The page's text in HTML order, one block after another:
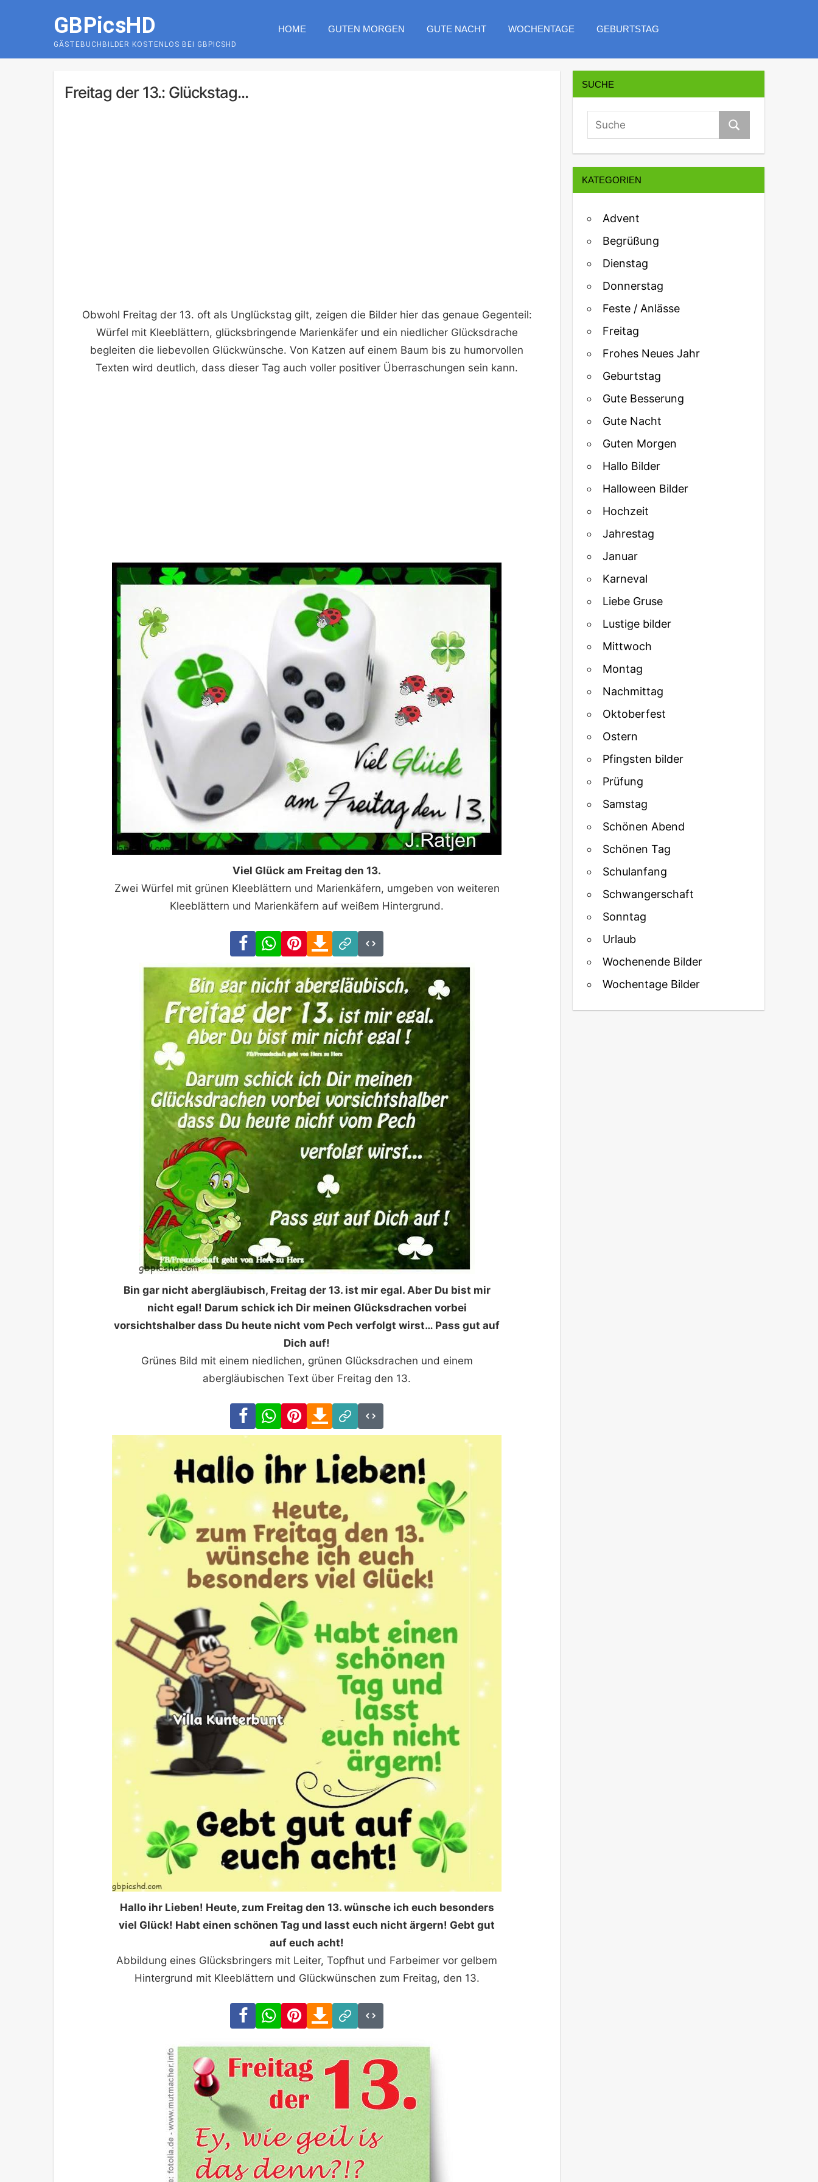
GBPicsHD
GÄSTEBUCHBILDER KOSTENLOS BEI GBPICSHD
HOME GUTEN MORGEN GUTE NACHT WOCHENTAGE GEBURTSTAG
Freitag der 13.: Glückstag...
Obwohl Freitag der 13. oft als Unglückstag gilt, zeigen die Bilder hier das genaue Gegenteil:
Würfel mit Kleeblättern, glücksbringende Marienkäfer und ein niedlicher Glücksdrache
begleiten die liebevollen Glückwünsche. Von Katzen auf einem Baum bis zu humorvollen
Texten wird deutlich, dass dieser Tag auch voller positiver Überraschungen sein kann.
Viel Glück am Freitag den 13.
Zwei Würfel mit grünen Kleeblättern und Marienkäfern, umgeben von weiteren
Kleeblättern und Marienkäfern auf weißem Hintergrund.
FacebookWhatsAppPinterestDownload
Link
Bin gar nicht abergläubisch, Freitag der 13. ist mir egal. Aber Du bist mir
nicht egal! Darum schick ich Dir meinen Glücksdrachen vorbei
vorsichtshalber dass Du heute nicht vom Pech verfolgt wirst… Pass gut auf
Dich auf!
Grünes Bild mit einem niedlichen, grünen Glücksdrachen und einem
abergläubischen Text über Freitag den 13.
FacebookWhatsAppPinterestDownload
Link
Hallo ihr Lieben! Heute, zum Freitag den 13. wünsche ich euch besonders
viel Glück! Habt einen schönen Tag und lasst euch nicht ärgern! Gebt gut
auf euch acht!
Abbildung eines Glücksbringers mit Leiter, Topfhut und Farbeimer vor gelbem
Hintergrund mit Kleeblättern und Glückwünschen zum Freitag, den 13.
FacebookWhatsAppPinterestDownload
Link
SUCHE
KATEGORIEN
Advent
Begrüßung
Dienstag
Donnerstag
Feste / Anlässe
Freitag
Frohes Neues Jahr
Geburtstag
Gute Besserung
Gute Nacht
Guten Morgen
Hallo Bilder
Halloween Bilder
Hochzeit
Jahrestag
Januar
Karneval
Liebe Gruse
Lustige bilder
Mittwoch
Montag
Nachmittag
Oktoberfest
Ostern
Pfingsten bilder
Prüfung
Samstag
Schönen Abend
Schönen Tag
Schulanfang
Schwangerschaft
Sonntag
Urlaub
Wochenende Bilder
Wochentage Bilder